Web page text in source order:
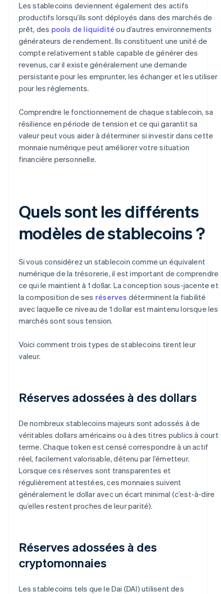
Les stablecoins deviennent également des actifs
productifs lorsqu’ils sont déployés dans des marchés de
prêt, des pools de liquidité ou d’autres environnements
générateurs de rendement. Ils constituent une unité de
compte relativement stable capable de générer des
revenus, car il existe généralement une demande
persistante pour les emprunter, les échanger et les utiliser
pour les règlements.
Comprendre le fonctionnement de chaque stablecoin, sa
résilience en période de tension et ce qui garantit sa
valeur peut vous aider à déterminer si investir dans cette
monnaie numérique peut améliorer votre situation
financière personnelle.
Quels sont les différents
modèles de stablecoins ?
Si vous considérez un stablecoin comme un équivalent
numérique de la trésorerie, il est important de comprendre
ce qui le maintient à 1 dollar. La conception sous-jacente et
la composition de ses réserves déterminent la fiabilité
avec laquelle ce niveau de 1 dollar est maintenu lorsque les
marchés sont sous tension.
Voici comment trois types de stablecoins tirent leur
valeur.
Réserves adossées à des dollars
De nombreux stablecoins majeurs sont adossés à de
véritables dollars américains ou à des titres publics à court
terme. Chaque token est censé correspondre à un actif
réel, facilement valorisable, détenu par l’émetteur.
Lorsque ces réserves sont transparentes et
régulièrement attestées, ces monnaies suivent
généralement le dollar avec un écart minimal (c’est-à-dire
qu’elles restent proches de leur parité).
Réserves adossées à des
cryptomonnaies
Les stablecoins tels que le Dai (DAI) utilisent des